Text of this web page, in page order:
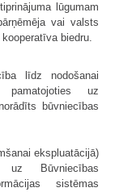
lūgumam
vai valsts
biedru.
līdz nodošanai
pamatojoties uz
būvniecības
ekspluatācijā)
uz Būvniecības
sistēmas